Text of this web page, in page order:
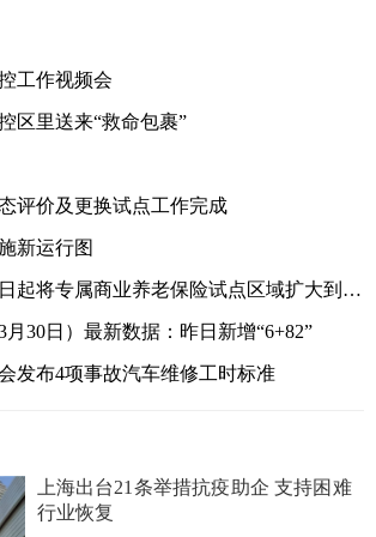
工作视频会
区里送来“救命包裹”
评价及更换试点工作完成
新运行图
将专属商业养老保险试点区域扩大到全国
30日）最新数据：昨日新增“6+82”
发布4项事故汽车维修工时标准
上海出台21条举措抗疫助企 支持困难
行业恢复